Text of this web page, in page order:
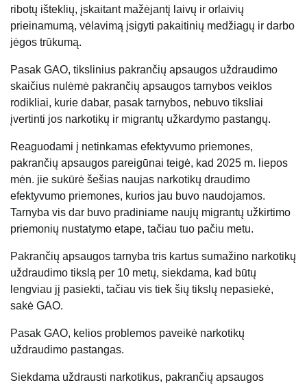
ribotų išteklių, įskaitant mažėjantį laivų ir orlaivių
prieinamumą, vėlavimą įsigyti pakaitinių medžiagų ir darbo
jėgos trūkumą.
Pasak GAO, tikslinius pakrančių apsaugos uždraudimo
skaičius nulėmė pakrančių apsaugos tarnybos veiklos
rodikliai, kurie dabar, pasak tarnybos, nebuvo tiksliai
įvertinti jos narkotikų ir migrantų užkardymo pastangų.
Reaguodami į netinkamas efektyvumo priemones,
pakrančių apsaugos pareigūnai teigė, kad 2025 m. liepos
mėn. jie sukūrė šešias naujas narkotikų draudimo
efektyvumo priemones, kurios jau buvo naudojamos.
Tarnyba vis dar buvo pradiniame naujų migrantų užkirtimo
priemonių nustatymo etape, tačiau tuo pačiu metu.
Pakrančių apsaugos tarnyba tris kartus sumažino narkotikų
uždraudimo tikslą per 10 metų, siekdama, kad būtų
lengviau jį pasiekti, tačiau vis tiek šių tikslų nepasiekė,
sakė GAO.
Pasak GAO, kelios problemos paveikė narkotikų
uždraudimo pastangas.
Siekdama uždrausti narkotikus, pakrančių apsaugos